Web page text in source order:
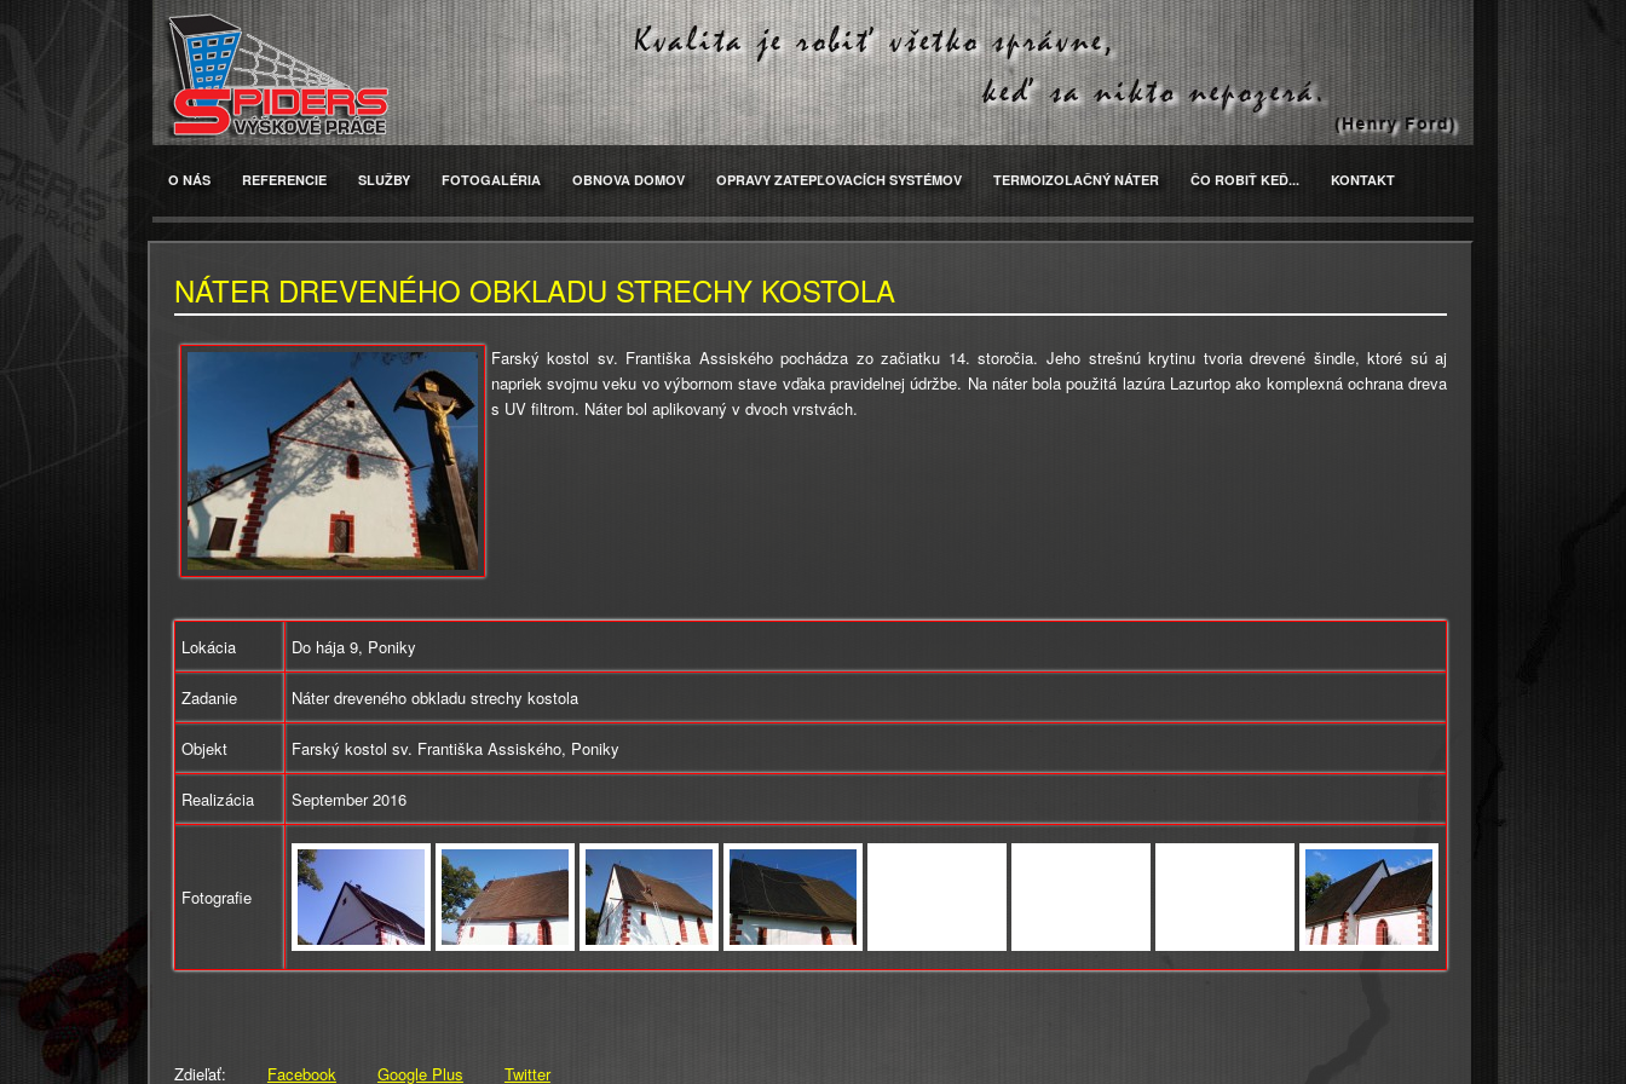
O NÁS REFERENCIE SLUŽBY FOTOGALÉRIA OBNOVA DOMOV OPRAVY ZATEPĽOVACÍCH SYSTÉMOV TERMOIZOLAČNÝ NÁTER ČO ROBIŤ KEĎ... KONTAKT
NÁTER DREVENÉHO OBKLADU STRECHY KOSTOLA
Farský kostol sv. Františka Assiského pochádza zo začiatku 14. storočia. Jeho strešnú krytinu tvoria drevené šindle, ktoré sú aj
napriek svojmu veku vo výbornom stave vďaka pravidelnej údržbe. Na náter bola použitá lazúra Lazurtop ako komplexná ochrana dreva
s UV filtrom. Náter bol aplikovaný v dvoch vrstvách.
Lokácia Do hája 9, Poniky
Zadanie Náter dreveného obkladu strechy kostola
Objekt Farský kostol sv. Františka Assiského, Poniky
Realizácia September 2016
Fotografie
Zdieľať: Facebook Google Plus Twitter